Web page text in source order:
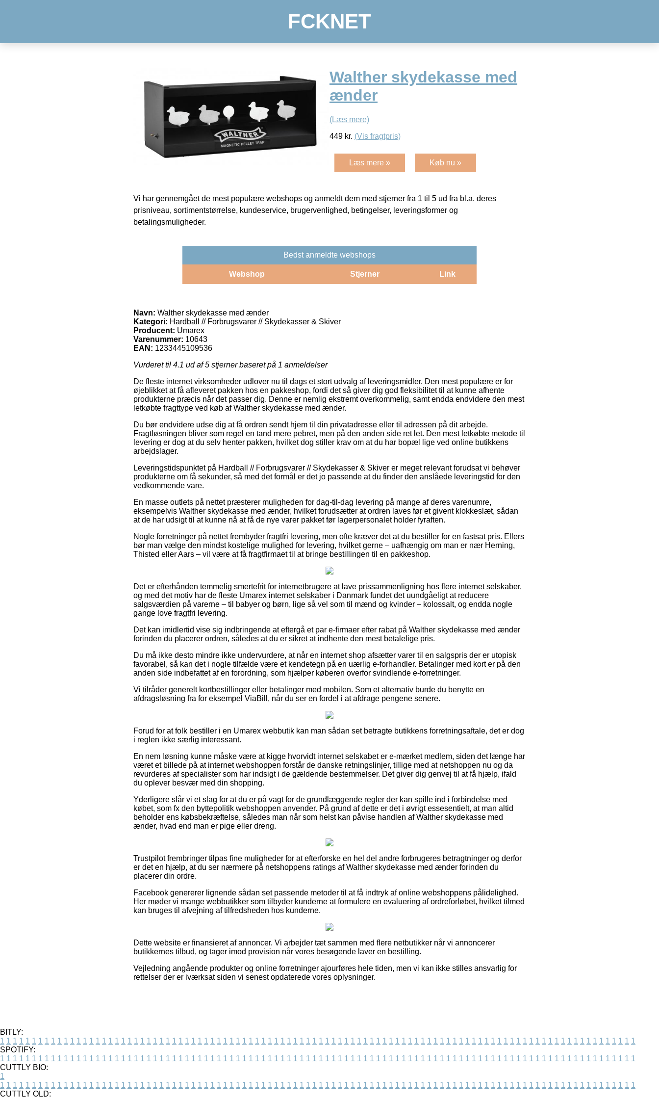
FCKNET
Walther skydekasse med
ænder
(Læs mere)
449 kr. (Vis fragtpris)
Læs mere » Køb nu »
Vi har gennemgået de mest populære webshops og anmeldt dem med stjerner fra 1 til 5 ud fra bl.a. deres
prisniveau, sortimentstørrelse, kundeservice, brugervenlighed, betingelser, leveringsformer og
betalingsmuligheder.
Bedst anmeldte webshops
Webshop Stjerner Link
Navn: Walther skydekasse med ænder
Kategori: Hardball // Forbrugsvarer // Skydekasser & Skiver
Producent: Umarex
Varenummer: 10643
EAN: 1233445109536
Vurderet til 4.1 ud af 5 stjerner baseret på 1 anmeldelser
De fleste internet virksomheder udlover nu til dags et stort udvalg af leveringsmidler. Den mest populære er for
øjeblikket at få afleveret pakken hos en pakkeshop, fordi det så giver dig god fleksibilitet til at kunne afhente
produkterne præcis når det passer dig. Denne er nemlig ekstremt overkommelig, samt endda endvidere den mest
letkøbte fragttype ved køb af Walther skydekasse med ænder.
Du bør endvidere udse dig at få ordren sendt hjem til din privatadresse eller til adressen på dit arbejde.
Fragtløsningen bliver som regel en tand mere pebret, men på den anden side ret let. Den mest letkøbte metode til
levering er dog at du selv henter pakken, hvilket dog stiller krav om at du har bopæl lige ved online butikkens
arbejdslager.
Leveringstidspunktet på Hardball // Forbrugsvarer // Skydekasser & Skiver er meget relevant forudsat vi behøver
produkterne om få sekunder, så med det formål er det jo passende at du finder den anslåede leveringstid for den
vedkommende vare.
En masse outlets på nettet præsterer muligheden for dag-til-dag levering på mange af deres varenumre,
eksempelvis Walther skydekasse med ænder, hvilket forudsætter at ordren laves før et givent klokkeslæt, sådan
at de har udsigt til at kunne nå at få de nye varer pakket før lagerpersonalet holder fyraften.
Nogle forretninger på nettet frembyder fragtfri levering, men ofte kræver det at du bestiller for en fastsat pris. Ellers
bør man vælge den mindst kostelige mulighed for levering, hvilket gerne – uafhængig om man er nær Herning,
Thisted eller Aars – vil være at få fragtfirmaet til at bringe bestillingen til en pakkeshop.
Det er efterhånden temmelig smertefrit for internetbrugere at lave prissammenligning hos flere internet selskaber,
og med det motiv har de fleste Umarex internet selskaber i Danmark fundet det uundgåeligt at reducere
salgsværdien på varerne – til babyer og børn, lige så vel som til mænd og kvinder – kolossalt, og endda nogle
gange love fragtfri levering.
Det kan imidlertid vise sig indbringende at eftergå et par e-firmaer efter rabat på Walther skydekasse med ænder
forinden du placerer ordren, således at du er sikret at indhente den mest betalelige pris.
Du må ikke desto mindre ikke undervurdere, at når en internet shop afsætter varer til en salgspris der er utopisk
favorabel, så kan det i nogle tilfælde være et kendetegn på en uærlig e-forhandler. Betalinger med kort er på den
anden side indbefattet af en forordning, som hjælper køberen overfor svindlende e-forretninger.
Vi tilråder generelt kortbestillinger eller betalinger med mobilen. Som et alternativ burde du benytte en
afdragsløsning fra for eksempel ViaBill, når du ser en fordel i at afdrage pengene senere.
Forud for at folk bestiller i en Umarex webbutik kan man sådan set betragte butikkens forretningsaftale, det er dog
i reglen ikke særlig interessant.
En nem løsning kunne måske være at kigge hvorvidt internet selskabet er e-mærket medlem, siden det længe har
været et billede på at internet webshoppen forstår de danske retningslinjer, tillige med at netshoppen nu og da
revurderes af specialister som har indsigt i de gældende bestemmelser. Det giver dig genvej til at få hjælp, ifald
du oplever besvær med din shopping.
Yderligere slår vi et slag for at du er på vagt for de grundlæggende regler der kan spille ind i forbindelse med
købet, som fx den byttepolitik webshoppen anvender. På grund af dette er det i øvrigt essesentielt, at man altid
beholder ens købsbekræftelse, således man når som helst kan påvise handlen af Walther skydekasse med
ænder, hvad end man er pige eller dreng.
Trustpilot frembringer tilpas fine muligheder for at efterforske en hel del andre forbrugeres betragtninger og derfor
er det en hjælp, at du ser nærmere på netshoppens ratings af Walther skydekasse med ænder forinden du
placerer din ordre.
Facebook genererer lignende sådan set passende metoder til at få indtryk af online webshoppens pålidelighed.
Her møder vi mange webbutikker som tilbyder kunderne at formulere en evaluering af ordreforløbet, hvilket tilmed
kan bruges til afvejning af tilfredsheden hos kunderne.
Dette website er finansieret af annoncer. Vi arbejder tæt sammen med flere netbutikker når vi annoncerer
butikkernes tilbud, og tager imod provision når vores besøgende laver en bestilling.
Vejledning angående produkter og online forretninger ajourføres hele tiden, men vi kan ikke stilles ansvarlig for
rettelser der er iværksat siden vi senest opdaterede vores oplysninger.
BITLY:
1 1 1 1 1 1 1 1 1 1 1 1 1 1 1 1 1 1 1 1 1 1 1 1 1 1 1 1 1 1 1 1 1 1 1 1 1 1 1 1 1 1 1 1 1 1 1 1 1 1 1 1 1 1 1 1 1 1 1 1 1 1 1 1 1 1 1 1 1 1 1 1 1 1 1 1 1 1 1 1 1 1 1 1 1 1 1 1 1 1 1 1 1 1 1 1 1 1 1 1
SPOTIFY:
1 1 1 1 1 1 1 1 1 1 1 1 1 1 1 1 1 1 1 1 1 1 1 1 1 1 1 1 1 1 1 1 1 1 1 1 1 1 1 1 1 1 1 1 1 1 1 1 1 1 1 1 1 1 1 1 1 1 1 1 1 1 1 1 1 1 1 1 1 1 1 1 1 1 1 1 1 1 1 1 1 1 1 1 1 1 1 1 1 1 1 1 1 1 1 1 1 1 1 1
CUTTLY BIO:
1
1 1 1 1 1 1 1 1 1 1 1 1 1 1 1 1 1 1 1 1 1 1 1 1 1 1 1 1 1 1 1 1 1 1 1 1 1 1 1 1 1 1 1 1 1 1 1 1 1 1 1 1 1 1 1 1 1 1 1 1 1 1 1 1 1 1 1 1 1 1 1 1 1 1 1 1 1 1 1 1 1 1 1 1 1 1 1 1 1 1 1 1 1 1 1 1 1 1 1 1
CUTTLY OLD: